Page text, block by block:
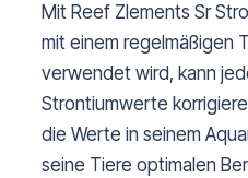
Mit Reef Zlements Sr
mit einem regelmäßigen
verwendet wird, kann
Strontiumwerte
die Werte in seinem
seine Tiere optimalen